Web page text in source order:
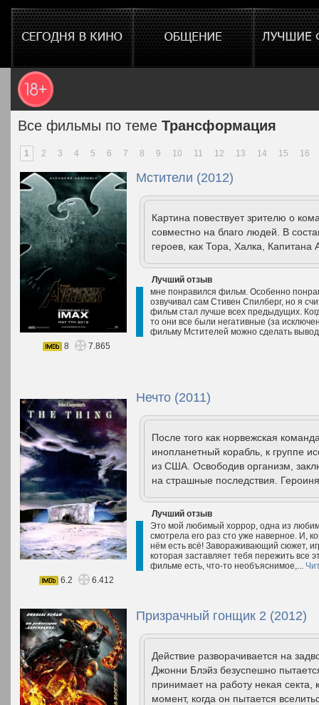
Все фильмы по теме Трансформация
1 2 3 4 5 6 7 8 9 10 11 12 13 14 15 16
Мстители (2012)
Картина повествует зрителю о
совместно на благо людей. В
героев, как Тора, Халка,
Лучший отзыв
мне понравился фильм. Особенно
озвучивал сам Стивен Спилберг, но я
фильм стал лучше всех предыдущих.
то они все были негативные (за
фильму Мстителей можно сделать
8
7.865
Нечто (2011)
После того как норвежская
инопланетный корабль, к группе
из США. Освободив организм,
на страшные последствия.
Лучший отзыв
Это мой любимый хоррор, одна из
смотрела его раз сто уже наверное. И,
нём есть всё! Завораживающий сюжет,
которая заставляет тебя пережить все
фильме есть, что-то необъяснимое,...
6.2
6.412
Призрачный гонщик 2 (2012)
Действие разворачивается на
Джонни Блэйз безуспешно
принимает на работу некая секта,
момент, когда он пытается